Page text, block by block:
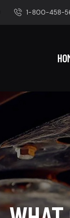
1-800-458-